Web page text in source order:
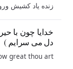
زنده یاد کشیش
خدایا چون با
دل می سرایم )
great thou art